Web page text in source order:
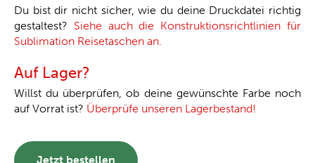
Du bist dir nicht sicher, wie du deine Druckdatei richtig
gestaltest? Siehe auch die Konstruktionsrichtlinien für
Sublimation Reisetaschen an.
Auf Lager?
Willst du überprüfen, ob deine gewünschte Farbe noch
auf Vorrat ist? Überprüfe unseren Lagerbestand!
Jetzt bestellen